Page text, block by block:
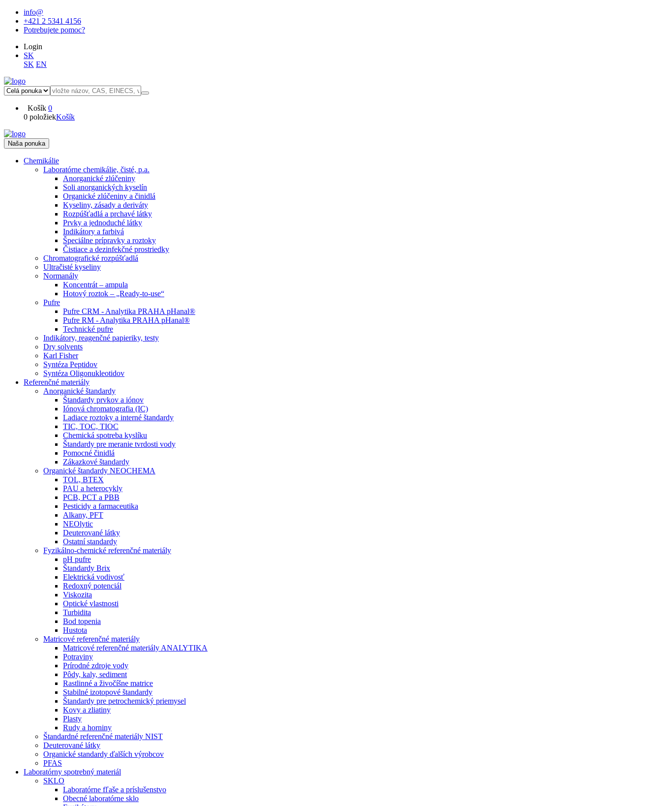
info@
+421 2 5341 4156
Potrebujete pomoc?
Login
SK
SK EN
Košík 0
0 položiekKošík
Naša ponuka
Chemikálie
Laboratórne chemikálie, čisté, p.a.
Anorganické zlúčeniny
Soli anorganických kyselín
Organické zlúčeniny a činidlá
Kyseliny, zásady a deriváty
Rozpúšťadlá a prchavé látky
Prvky a jednoduché látky
Indikátory a farbivá
Špeciálne prípravky a roztoky
Čistiace a dezinfekčné prostriedky
Chromatografické rozpúšťadlá
Ultračisté kyseliny
Normanály
Koncentrát – ampula
Hotový roztok – „Ready-to-use“
Pufre
Pufre CRM - Analytika PRAHA pHanal®
Pufre RM - Analytika PRAHA pHanal®
Technické pufre
Indikátory, reagenčné papieriky, testy
Dry solvents
Karl Fisher
Syntéza Peptidov
Syntéza Oligonukleotidov
Referenčné materiály
Anorganické štandardy
Štandardy prvkov a iónov
Iónová chromatografia (IC)
Ladiace roztoky a interné štandardy
TIC, TOC, TIOC
Chemická spotreba kyslíku
Štandardy pre meranie tvrdosti vody
Pomocné činidlá
Zákazkové štandardy
Organické štandardy NEOCHEMA
TOL, BTEX
PAU a heterocykly
PCB, PCT a PBB
Pesticidy a farmaceutika
Alkany, PFT
NEOlytic
Deuterované látky
Ostatní standardy
Fyzikálno-chemické referenčné materiály
pH pufre
Štandardy Brix
Elektrická vodivosť
Redoxný potenciál
Viskozita
Optické vlastnosti
Turbidita
Bod topenia
Hustota
Matricové referenčné materiály
Matricové referenčné materiály ANALYTIKA
Potraviny
Prírodné zdroje vody
Pôdy, kaly, sediment
Rastlinné a živočíšne matrice
Stabilné izotopové štandardy
Štandardy pre petrochemický priemysel
Kovy a zliatiny
Plasty
Rudy a horniny
Štandardné referenčné materiály NIST
Deuterované látky
Organické standardy ďalších výrobcov
PFAS
Laboratórny spotrebný materiál
SKLO
Laboratórne fľaše a príslušenstvo
Obecné laboratórne sklo